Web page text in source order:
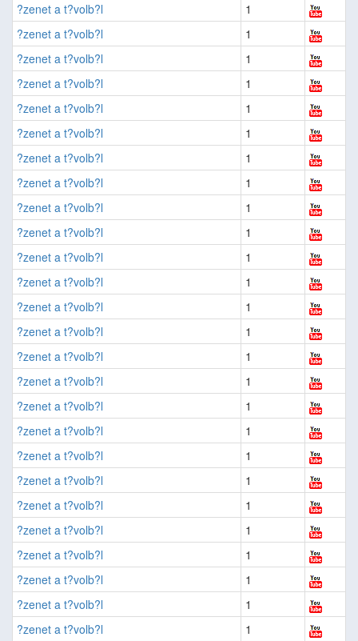
?zenet a t?volb?l
1
?zenet a t?volb?l
1
?zenet a t?volb?l
1
?zenet a t?volb?l
1
?zenet a t?volb?l
1
?zenet a t?volb?l
1
?zenet a t?volb?l
1
?zenet a t?volb?l
1
?zenet a t?volb?l
1
?zenet a t?volb?l
1
?zenet a t?volb?l
1
?zenet a t?volb?l
1
?zenet a t?volb?l
1
?zenet a t?volb?l
1
?zenet a t?volb?l
1
?zenet a t?volb?l
1
?zenet a t?volb?l
1
?zenet a t?volb?l
1
?zenet a t?volb?l
1
?zenet a t?volb?l
1
?zenet a t?volb?l
1
?zenet a t?volb?l
1
?zenet a t?volb?l
1
?zenet a t?volb?l
1
?zenet a t?volb?l
1
?zenet a t?volb?l
1